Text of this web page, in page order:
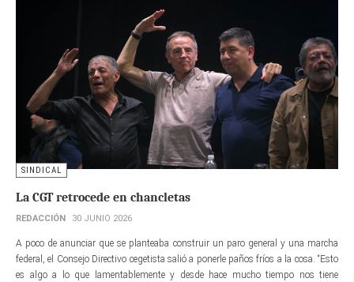
SINDICAL
La CGT retrocede en chancletas
REDACCIÓN 30 JUNIO 2026
A poco de anunciar que se planteaba construir un paro general y una marcha
federal, el Consejo Directivo cegetista salió a ponerle paños fríos a la cosa. “Esto
es algo a lo que lamentablemente y desde hace mucho tiempo nos tiene